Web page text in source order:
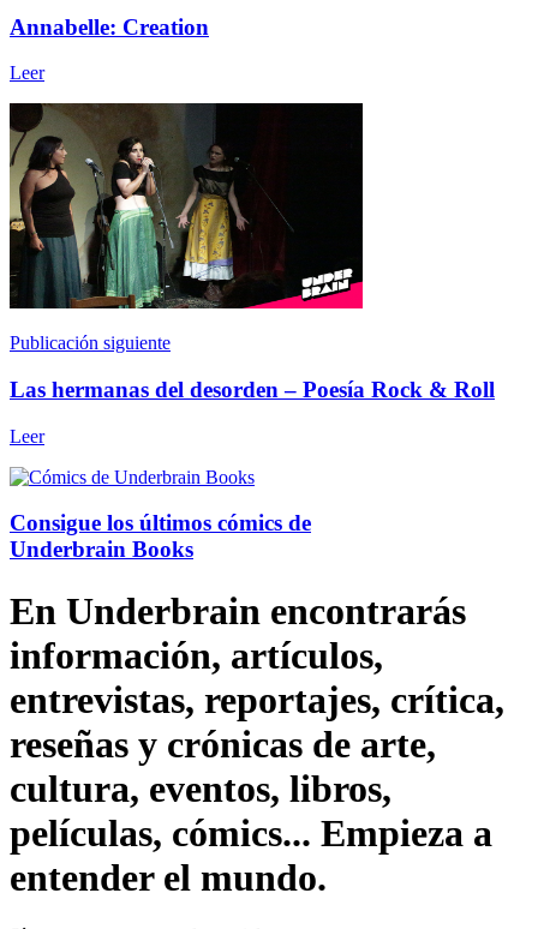
Annabelle: Creation
Leer
Publicación siguiente
Las hermanas del desorden – Poesía Rock & Roll
Leer
Consigue los últimos cómics de
Underbrain Books
En Underbrain encontrarás
información, artículos,
entrevistas, reportajes, crítica,
reseñas y crónicas de arte,
cultura, eventos, libros,
películas, cómics... Empieza a
entender el mundo.